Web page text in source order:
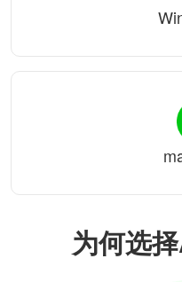
为何选